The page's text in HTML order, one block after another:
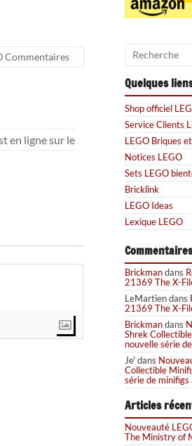
Commentaires
en ligne sur le
Quelques
Shop officiel
Service Clients
LEGO Briques
Notices LEGO
Sets LEGO
Bricklink
LEGO Ideas
Lexique LEGO
Brickmandans
21369 The X-
LeMartiendans
21369 The X-
Brickmandans
Shrek
nouvelle série
Je' dans
Collectible
série de
Articles
Nouveauté
The Ministry of